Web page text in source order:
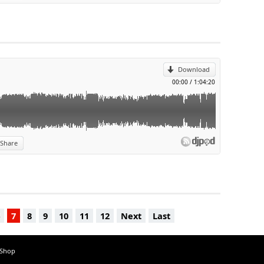
Download
00:00 / 1:04:20
Share
p
avec ses fans et autres amoureux de ce style musical.
7 8 9 10 11 12 Next Last